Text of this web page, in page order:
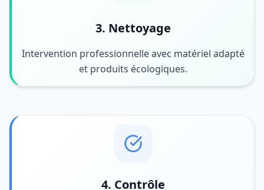
3. Nettoyage
Intervention professionnelle avec matériel adapté
et produits écologiques.
4. Contrôle